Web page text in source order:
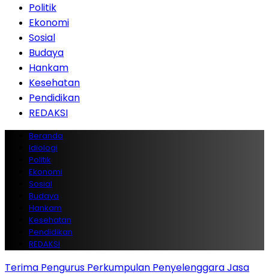
Politik
Ekonomi
Sosial
Budaya
Hankam
Kesehatan
Pendidikan
REDAKSI
Beranda
Idiologi
Politik
Ekonomi
Sosial
Budaya
Hankam
Kesehatan
Pendidikan
REDAKSI
Terima Pengurus Perkumpulan Penyelenggara Jasa